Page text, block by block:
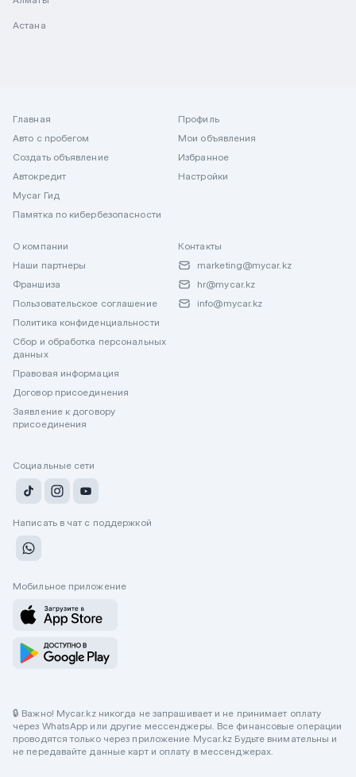
Астана
Главная
Авто с пробегом
Создать объявление
Автокредит
Mycar Гид
Памятка по кибербезопасности
Профиль
Мои объявления
Избранное
Настройки
О компании
Наши партнеры
Франшиза
Пользовательское соглашение
Политика конфиденциальности
Сбор и обработка персональных
данных
Правовая информация
Договор присоединения
Заявление к договору
присоединения
Контакты
marketing@mycar.kz
hr@mycar.kz
info@mycar.kz
Социальные сети
Написать в чат с поддержкой
Мобильное приложение
🔒 Важно! Mycar.kz никогда не запрашивает и не принимает оплату
через WhatsApp или другие мессенджеры. Все финансовые операции
проводятся только через приложение Mycar.kz Будьте внимательны и
не передавайте данные карт и оплату в мессенджерах.